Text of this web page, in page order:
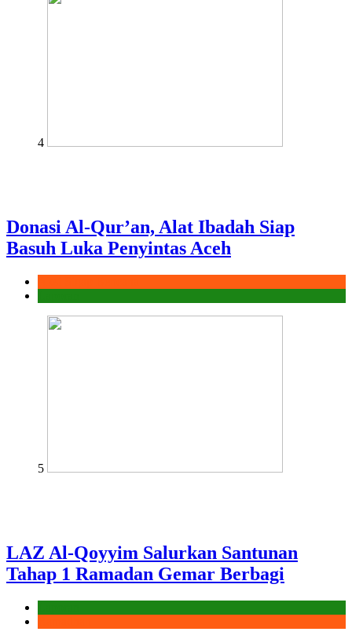
4
Donasi Al-Qur’an, Alat Ibadah Siap
Basuh Luka Penyintas Aceh
5
LAZ Al-Qoyyim Salurkan Santunan
Tahap 1 Ramadan Gemar Berbagi